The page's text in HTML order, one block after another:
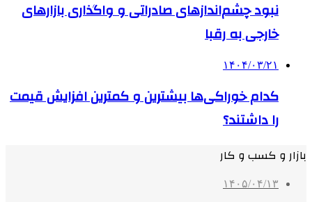
نبود چشم‌اندازهای صادراتی و واگذاری بازارهای
خارجی به رقبا
۱۴۰۴/۰۳/۲۱
کدام خوراکی‌ها بیشترین و کمترین افزایش قیمت
را داشتند؟
بازار و کسب و کار
۱۴۰۵/۰۴/۱۳